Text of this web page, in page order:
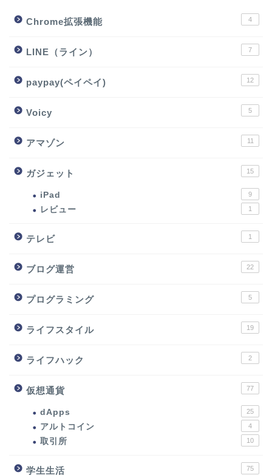
Chrome拡張機能 4
LINE（ライン） 7
paypay(ペイペイ) 12
Voicy 5
アマゾン 11
ガジェット 15
iPad 9
レビュー 1
テレビ 1
ブログ運営 22
プログラミング 5
ライフスタイル 19
ライフハック 2
仮想通貨 77
dApps 25
アルトコイン 4
取引所 10
学生生活 75